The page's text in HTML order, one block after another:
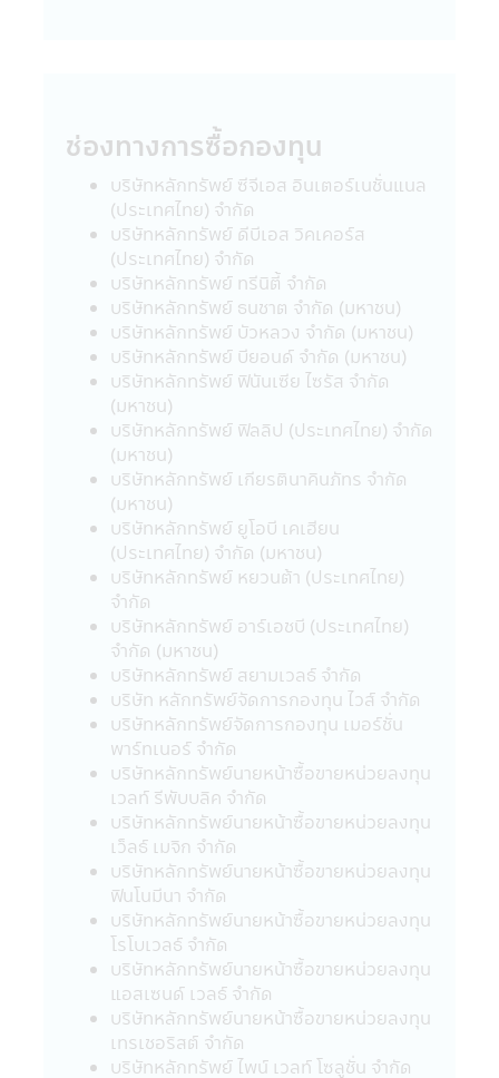
นโยบายความเป็นส่วนตัว
บริษัทหลักทรัพย์จัดการกองทุน ซีไอเอ็มบี-พริน
ซิเพิล จำกัด เคารพสิทธิของลูกค้า นโยบายความ
เป็นส่วนตัวของบริษัทนั้น มีเพื่อให้ท่านมั่นใจยาม
ที่ท่านให้ข้อมูลกับบริษัทฯ โดยลูกค้ามีสิทธิที่จะ
เปิดเผยหรือไม่เปิดเผยข้อมูลของท่านได้
รูปแบบข้อมูล
ข้อมูลที่ทางบริษัทฯ เก็บนั้นจัดทำเพื่อให้บริษัทฯ
สามารถให้บริการสินค้าทางการเงินแก่ลูกค้า ซึ่ง
ข้อมูลประกอบด้วย ชื่อ, ที่อยู่, วันเกิด, ข้อมูล
อื่นๆ เช่น อาชีพ, รายได้ประจำปีของท่าน ซึ่งได้
จากใบสมัครเปิดบัญชีและข้อมูลของท่านเพื่อใช้
บริการทางอินเตอร์เน็ตของบริษัทฯ
บริษัทฯอาจจะเก็บข้อมูลเพิ่มเติมจากท่านอีกเมื่อ
ท่านใช้ศูนยบริการและดูแลลูกค้าของบริษัทฯ
ผ่านระบบออนไลน์หรือโทรศัพท์ เพื่อที่บริษัทฯจะ
ได้จัดเตรียมสินค้าและบริการที่ดียิ่งขึ้นทีเหมาะ
กับท่าน
การใช้รหัสผ่าน
ความรับผิดชอบในการเก็บดูแลรหัสผ่านนั้นเป็น
สิ่งที่ลูกค้าต้องรับผิดชอบ โปรดแน่ใจว่ารหัส
ผ่านของท่านไม่ได้ถูกเปิดเผยต่อบุคคลอื่นๆ ไม่
ว่าในเวลาและสถานการณ์ใด กรุณาแจ้งทางบริ
ษัทฯ ทันทีที่พบว่ามีการใช้รหัสผ่านโดยที่ไม่ได้รับ
อนุญาตจากท่านหรือมีการละเมิดความปลอดภัย
ของรหัสผ่าน
การใช้และการเปิดเผย
บริษัทอาจเปิดเผยข้อมูลส่วนบุคคลของท่านหรือ
ข้อมูลอื่นๆ เกี่ยวกับท่านให้กับผู้อื่นในรูปแบบ
ต่างๆ ตามที่ระบุไว้ในส่วนนี้ของนโยบายความ
เป็นส่วนตัว
บริษัทฯ อาจจะใช้ข้อมูลส่วนบุคคลหรือข้อมูล
อื่นๆของท่าน ด้วยเหตุผลต่อไปนี้:
กับสมาชิกบริษัทในกลุ่มของ CIMB-Principal
ช่องทางการซื้อกองทุน
บริษัทหลักทรัพย์ ซีจีเอส อินเตอร์เนชั่นแนล
(ประเทศไทย) จำกัด
บริษัทหลักทรัพย์ ดีบีเอส วิคเคอร์ส
(ประเทศไทย) จำกัด
บริษัทหลักทรัพย์ ทรีนิตี้ จำกัด
บริษัทหลักทรัพย์ ธนชาต จำกัด (มหาชน)
บริษัทหลักทรัพย์ บัวหลวง จำกัด (มหาชน)
บริษัทหลักทรัพย์ บียอนด์ จำกัด (มหาชน)
บริษัทหลักทรัพย์ ฟินันเซีย ไซรัส จำกัด
(มหาชน)
บริษัทหลักทรัพย์ ฟิลลิป (ประเทศไทย) จำกัด
(มหาชน)
บริษัทหลักทรัพย์ เกียรตินาคินภัทร จำกัด
(มหาชน)
บริษัทหลักทรัพย์ ยูโอบี เคเฮียน
(ประเทศไทย) จำกัด (มหาชน)
บริษัทหลักทรัพย์ หยวนต้า (ประเทศไทย)
จำกัด
บริษัทหลักทรัพย์ อาร์เอชบี (ประเทศไทย)
จำกัด (มหาชน)
บริษัทหลักทรัพย์ สยามเวลธ์ จำกัด
บริษัท หลักทรัพย์จัดการกองทุน ไวส์ จำกัด
บริษัทหลักทรัพย์จัดการกองทุน เมอร์ชั่น
พาร์ทเนอร์ จำกัด
บริษัทหลักทรัพย์นายหน้าซื้อขายหน่วยลงทุน
เวลท์ รีพับบลิค จำกัด
บริษัทหลักทรัพย์นายหน้าซื้อขายหน่วยลงทุน
เว็ลธ์ เมจิก จำกัด
บริษัทหลักทรัพย์นายหน้าซื้อขายหน่วยลงทุน
ฟินโนมีนา จำกัด
บริษัทหลักทรัพย์นายหน้าซื้อขายหน่วยลงทุน
โรโบเวลธ์ จำกัด
บริษัทหลักทรัพย์นายหน้าซื้อขายหน่วยลงทุน
แอสเซนด์ เวลธ์ จำกัด
บริษัทหลักทรัพย์นายหน้าซื้อขายหน่วยลงทุน
เทรเชอริสต์ จำกัด
บริษัทหลักทรัพย์ ไพน์ เวลท์ โซลูชั่น จำกัด